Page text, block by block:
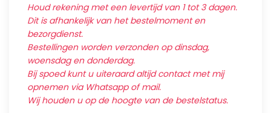
Houd rekening met een levertijd van 1 tot 3 dagen.
Dit is afhankelijk van het bestelmoment en
bezorgdienst.
Bestellingen worden verzonden op dinsdag,
woensdag en donderdag.
Bij spoed kunt u uiteraard altijd contact met mij
opnemen via Whatsapp of mail.
Wij houden u op de hoogte van de bestelstatus.